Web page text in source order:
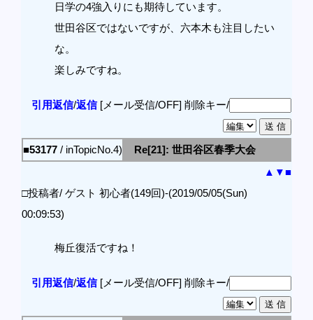
日学の4強入りにも期待しています。
世田谷区ではないですが、六本木も注目したい
な。
楽しみですね。
引用返信/返信[メール受信/OFF] 削除キー/
■53177 / inTopicNo.4)
Re[21]: 世田谷区春季大会
▲ ▼■
□投稿者/ ゲスト 初心者(149回)-(2019/05/05(Sun)
00:09:53)
梅丘復活ですね！
引用返信/返信[メール受信/OFF] 削除キー/